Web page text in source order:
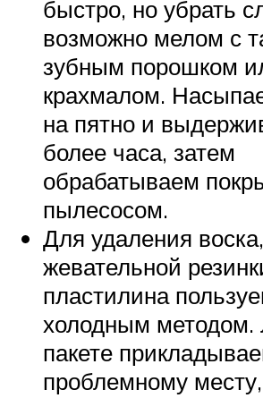
быстро, но убрать
возможно мелом с
зубным порошком
крахмалом.
на пятно и
более часа, затем
обрабатываем
пылесосом.
Для удаления
жевательной
пластилина
холодным методом.
пакете
проблемному